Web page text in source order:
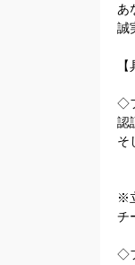
あ
誠
◇
認
そ
※
チ
◇